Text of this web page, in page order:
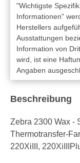
"Wichtigste
Informationen"
Herstellers
Ausstattungen
Information von
wird, ist eine
Angaben
Beschreibung
Zebra 2300 Wax -
Thermotransfer-
220XiIII,